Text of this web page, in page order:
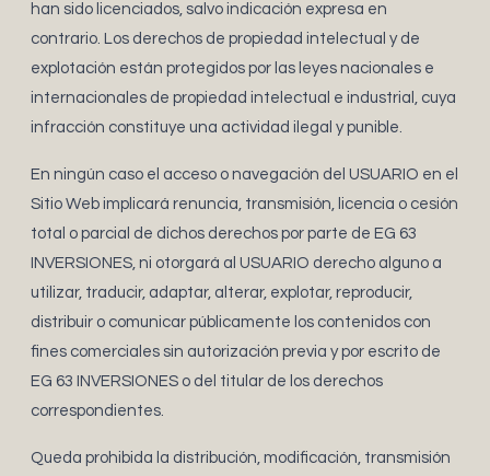
han sido licenciados, salvo indicación expresa en
contrario. Los derechos de propiedad intelectual y de
explotación están protegidos por las leyes nacionales e
internacionales de propiedad intelectual e industrial, cuya
infracción constituye una actividad ilegal y punible.
En ningún caso el acceso o navegación del USUARIO en el
Sitio Web implicará renuncia, transmisión, licencia o cesión
total o parcial de dichos derechos por parte de EG 63
INVERSIONES, ni otorgará al USUARIO derecho alguno a
utilizar, traducir, adaptar, alterar, explotar, reproducir,
distribuir o comunicar públicamente los contenidos con
fines comerciales sin autorización previa y por escrito de
EG 63 INVERSIONES o del titular de los derechos
correspondientes.
Queda prohibida la distribución, modificación, transmisión